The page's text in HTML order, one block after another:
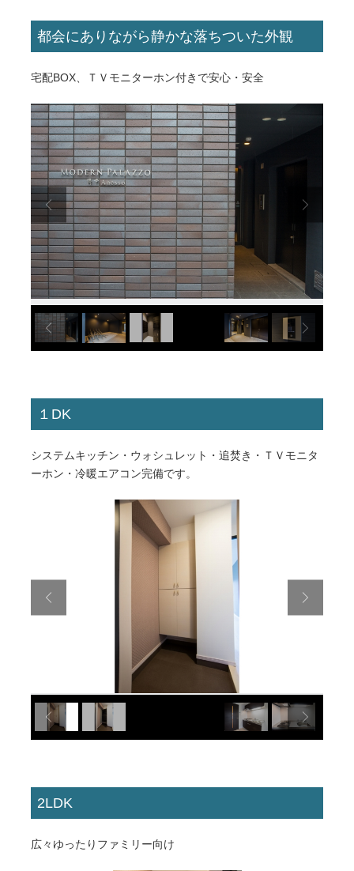
都会にありながら静かな落ちついた外観
宅配BOX、ＴＶモニターホン付きで安心・安全
１DK
システムキッチン・ウォシュレット・追焚き・ＴＶモニタ
ーホン・冷暖エアコン完備です。
2LDK
広々ゆったりファミリー向け